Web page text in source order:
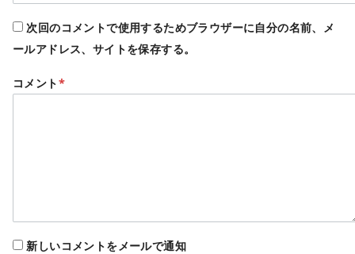
次回のコメントで使用するためブラウザーに自分の名前、メ
ールアドレス、サイトを保存する。
コメント*
新しいコメントをメールで通知